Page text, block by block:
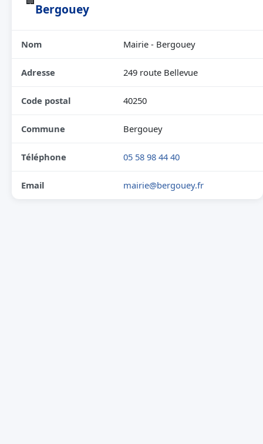
Bergouey
Nom Mairie - Bergouey
Adresse 249 route Bellevue
Code postal 40250
Commune Bergouey
Téléphone 05 58 98 44 40
Email mairie@bergouey.fr